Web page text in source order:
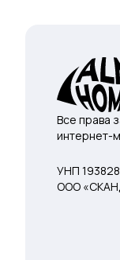
Все права
интернет-
УНП
ООО